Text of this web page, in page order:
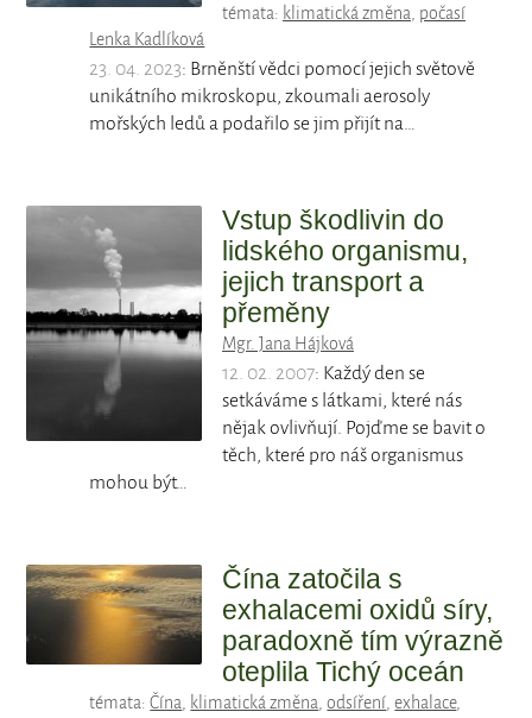
témata: klimatická změna, počasí
Lenka Kadlíková
23. 04. 2023: Brněnští vědci pomocí jejich světově
unikátního mikroskopu, zkoumali aerosoly
mořských ledů a podařilo se jim přijít na…
Vstup škodlivin do
lidského organismu,
jejich transport a
přeměny
Mgr. Jana Hájková
12. 02. 2007: Každý den se
setkáváme s látkami, které nás
nějak ovlivňují. Pojďme se bavit o
těch, které pro náš organismus
mohou být…
Čína zatočila s
exhalacemi oxidů síry,
paradoxně tím výrazně
oteplila Tichý oceán
témata:Čína, klimatická změna,odsíření,exhalace,